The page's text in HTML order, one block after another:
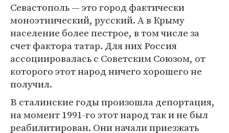
Севастополь — это город фактически
моноэтнический, русский. А в Крыму
население более пестрое, в том числе за
счет фактора татар. Для них Россия
ассоциировалась с Советским Союзом, от
которого этот народ ничего хорошего не
получил.
В сталинские годы произошла депортация,
на момент 1991-го этот народ так и не был
реабилитирован. Они начали приезжать